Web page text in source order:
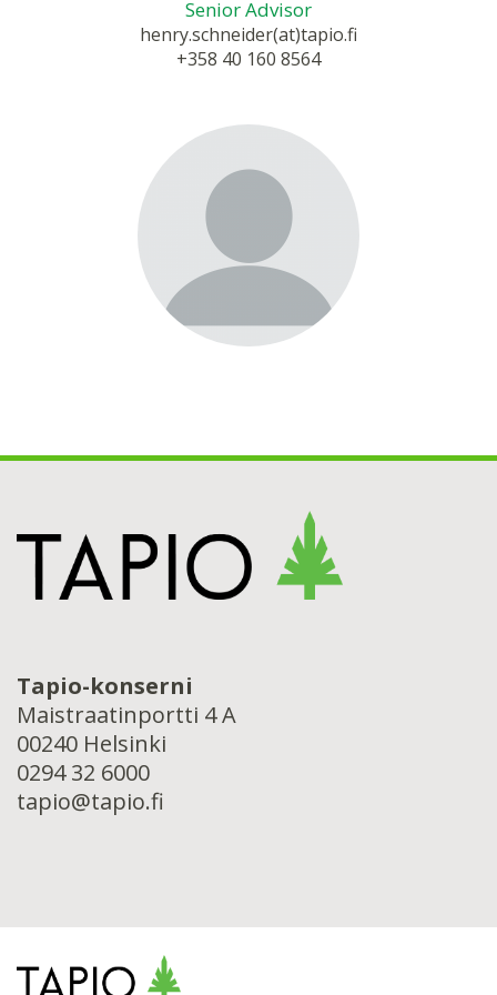
Senior Advisor
henry.schneider(at)tapio.fi
+358 40 160 8564
Tapio-konserni
Maistraatinportti 4 A
00240 Helsinki
0294 32 6000
tapio@tapio.fi